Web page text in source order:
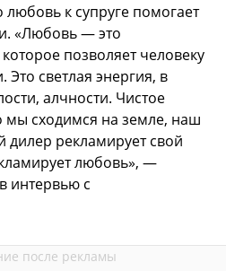
к супруге помогает
«Любовь — это
позволяет человеку
Это светлая энергия, в
алчности. Чистое
мы сходимся на земле, наш
дилер рекламирует свой
любовь», —
интервью с